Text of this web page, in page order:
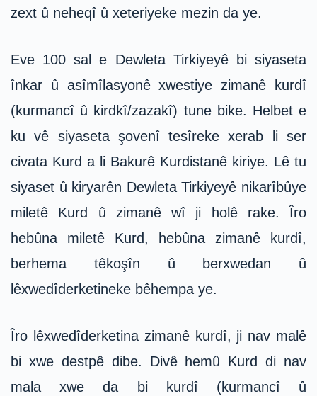
zext û neheqî û xeteriyeke mezin da ye.
Eve 100 sal e Dewleta Tirkiyeyê bi siyaseta
înkar û asîmîlasyonê xwestiye zimanê kurdî
(kurmancî û kirdkî/zazakî) tune bike. Helbet e
ku vê siyaseta şovenî tesîreke xerab li ser
civata Kurd a li Bakurê Kurdistanê kiriye. Lê tu
siyaset û kiryarên Dewleta Tirkiyeyê nikarîbûye
miletê Kurd û zimanê wî ji holê rake. Îro
hebûna miletê Kurd, hebûna zimanê kurdî,
berhema têkoşîn û berxwedan û
lêxwedîderketineke bêhempa ye.
Îro lêxwedîderketina zimanê kurdî, ji nav malê
bi xwe destpê dibe. Divê hemû Kurd di nav
mala xwe da bi kurdî (kurmancî û